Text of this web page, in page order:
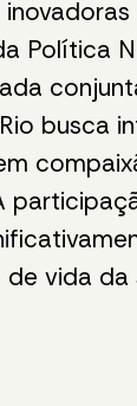
Política
busca
de vida